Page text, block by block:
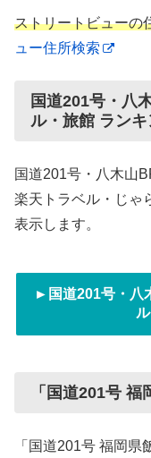
ストリートビューの
ュー住所検索
国道201号・八
ル・旅館 ラン
国道201号・八木山
楽天トラベル・じゃ
表示します。
►国道201号・八
「国道201号
「国道201号 福岡